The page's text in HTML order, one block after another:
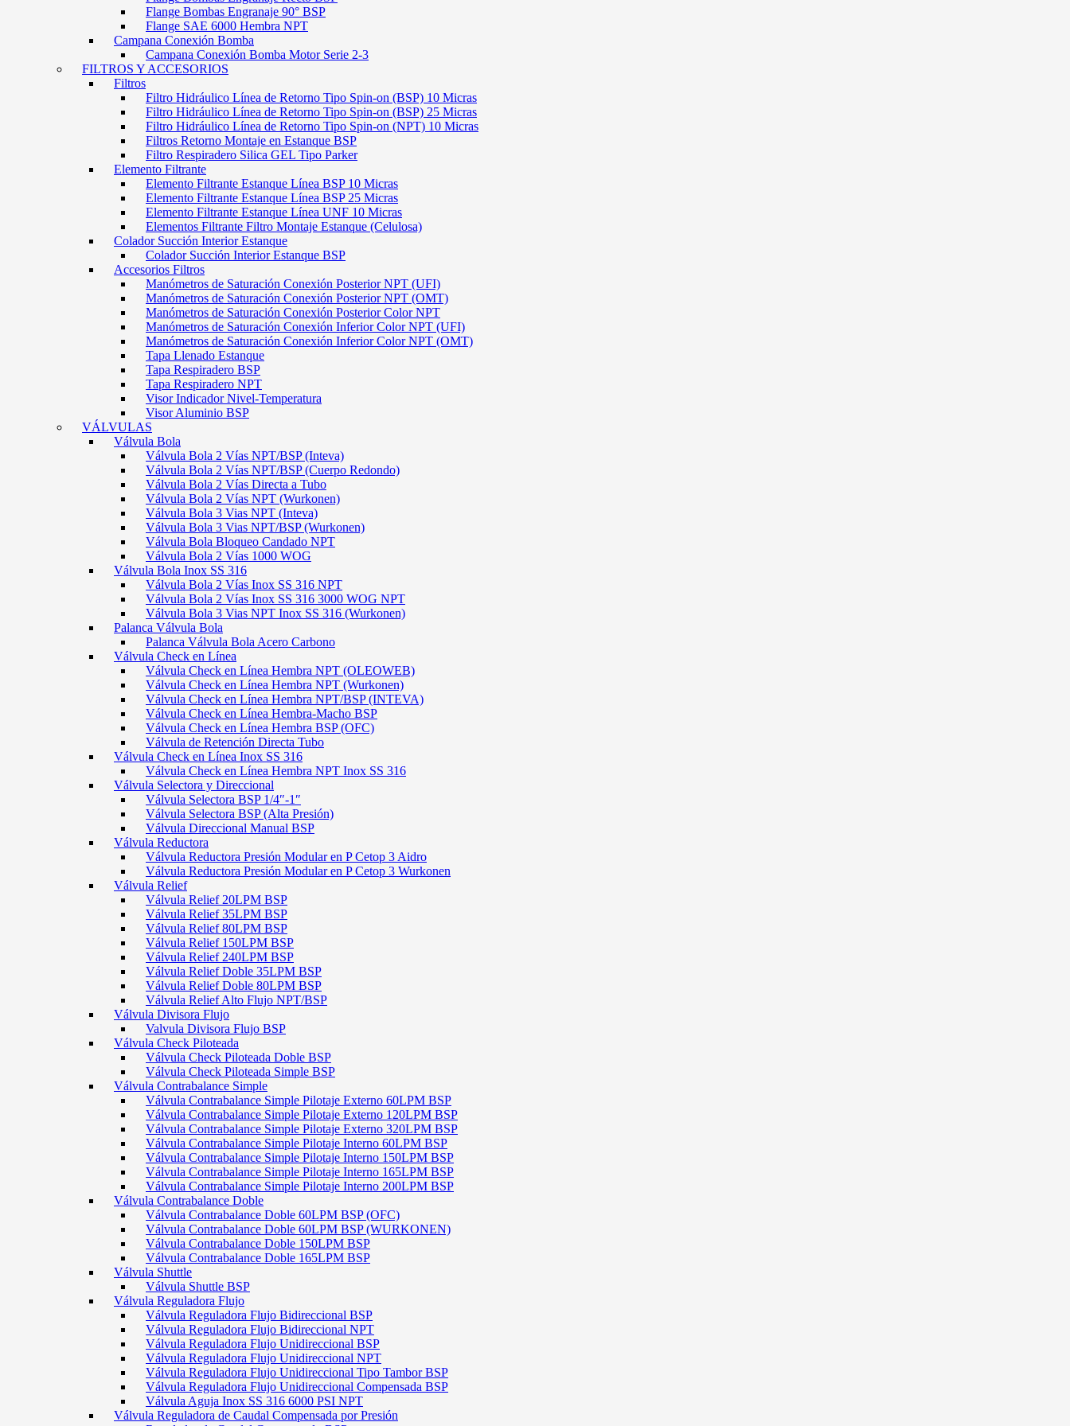
Flange Bombas Engranaje 90° BSP
Flange SAE 6000 Hembra NPT
Campana Conexión Bomba
Campana Conexión Bomba Motor Serie 2-3
FILTROS Y ACCESORIOS
Filtros
Filtro Hidráulico Línea de Retorno Tipo Spin-on (BSP) 10 Micras
Filtro Hidráulico Línea de Retorno Tipo Spin-on (BSP) 25 Micras
Filtro Hidráulico Línea de Retorno Tipo Spin-on (NPT) 10 Micras
Filtros Retorno Montaje en Estanque BSP
Filtro Respiradero Silica GEL Tipo Parker
Elemento Filtrante
Elemento Filtrante Estanque Línea BSP 10 Micras
Elemento Filtrante Estanque Línea BSP 25 Micras
Elemento Filtrante Estanque Línea UNF 10 Micras
Elementos Filtrante Filtro Montaje Estanque (Celulosa)
Colador Succión Interior Estanque
Colador Succión Interior Estanque BSP
Accesorios Filtros
Manómetros de Saturación Conexión Posterior NPT (UFI)
Manómetros de Saturación Conexión Posterior NPT (OMT)
Manómetros de Saturación Conexión Posterior Color NPT
Manómetros de Saturación Conexión Inferior Color NPT (UFI)
Manómetros de Saturación Conexión Inferior Color NPT (OMT)
Tapa Llenado Estanque
Tapa Respiradero BSP
Tapa Respiradero NPT
Visor Indicador Nivel-Temperatura
Visor Aluminio BSP
VÁLVULAS
Válvula Bola
Válvula Bola 2 Vías NPT/BSP (Inteva)
Válvula Bola 2 Vías NPT/BSP (Cuerpo Redondo)
Válvula Bola 2 Vías Directa a Tubo
Válvula Bola 2 Vías NPT (Wurkonen)
Válvula Bola 3 Vias NPT (Inteva)
Válvula Bola 3 Vias NPT/BSP (Wurkonen)
Válvula Bola Bloqueo Candado NPT
Válvula Bola 2 Vías 1000 WOG
Válvula Bola Inox SS 316
Válvula Bola 2 Vías Inox SS 316 NPT
Válvula Bola 2 Vías Inox SS 316 3000 WOG NPT
Válvula Bola 3 Vias NPT Inox SS 316 (Wurkonen)
Palanca Válvula Bola
Palanca Válvula Bola Acero Carbono
Válvula Check en Línea
Válvula Check en Línea Hembra NPT (OLEOWEB)
Válvula Check en Línea Hembra NPT (Wurkonen)
Válvula Check en Línea Hembra NPT/BSP (INTEVA)
Válvula Check en Línea Hembra-Macho BSP
Válvula Check en Línea Hembra BSP (OFC)
Válvula de Retención Directa Tubo
Válvula Check en Línea Inox SS 316
Válvula Check en Línea Hembra NPT Inox SS 316
Válvula Selectora y Direccional
Válvula Selectora BSP 1/4″-1″
Válvula Selectora BSP (Alta Presión)
Válvula Direccional Manual BSP
Válvula Reductora
Válvula Reductora Presión Modular en P Cetop 3 Aidro
Válvula Reductora Presión Modular en P Cetop 3 Wurkonen
Válvula Relief
Válvula Relief 20LPM BSP
Válvula Relief 35LPM BSP
Válvula Relief 80LPM BSP
Válvula Relief 150LPM BSP
Válvula Relief 240LPM BSP
Válvula Relief Doble 35LPM BSP
Válvula Relief Doble 80LPM BSP
Válvula Relief Alto Flujo NPT/BSP
Válvula Divisora Flujo
Valvula Divisora Flujo BSP
Válvula Check Piloteada
Válvula Check Piloteada Doble BSP
Válvula Check Piloteada Simple BSP
Válvula Contrabalance Simple
Válvula Contrabalance Simple Pilotaje Externo 60LPM BSP
Válvula Contrabalance Simple Pilotaje Externo 120LPM BSP
Válvula Contrabalance Simple Pilotaje Externo 320LPM BSP
Válvula Contrabalance Simple Pilotaje Interno 60LPM BSP
Válvula Contrabalance Simple Pilotaje Interno 150LPM BSP
Válvula Contrabalance Simple Pilotaje Interno 165LPM BSP
Válvula Contrabalance Simple Pilotaje Interno 200LPM BSP
Válvula Contrabalance Doble
Válvula Contrabalance Doble 60LPM BSP (OFC)
Válvula Contrabalance Doble 60LPM BSP (WURKONEN)
Válvula Contrabalance Doble 150LPM BSP
Válvula Contrabalance Doble 165LPM BSP
Válvula Shuttle
Válvula Shuttle BSP
Válvula Reguladora Flujo
Válvula Reguladora Flujo Bidireccional BSP
Válvula Reguladora Flujo Bidireccional NPT
Válvula Reguladora Flujo Unidireccional BSP
Válvula Reguladora Flujo Unidireccional NPT
Válvula Reguladora Flujo Unidireccional Tipo Tambor BSP
Válvula Reguladora Flujo Unidireccional Compensada BSP
Válvula Aguja Inox SS 316 6000 PSI NPT
Válvula Reguladora de Caudal Compensada por Presión